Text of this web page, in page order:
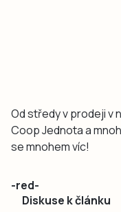
Od středy v prodeji v
Coop Jednota a
se mnohem víc!
-red-
Diskuse k článku